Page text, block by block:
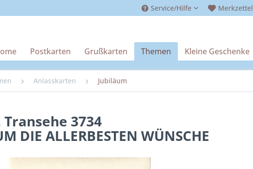
Service/Hilfe Merkzettel
Postkarten Grußkarten Themen Kleine Geschenke
Anlasskarten Jubiläum
3734
DIE ALLERBESTEN WÜNSCHE